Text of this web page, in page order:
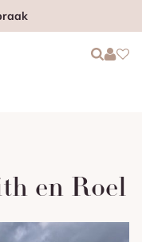
Login
Login
en Roel